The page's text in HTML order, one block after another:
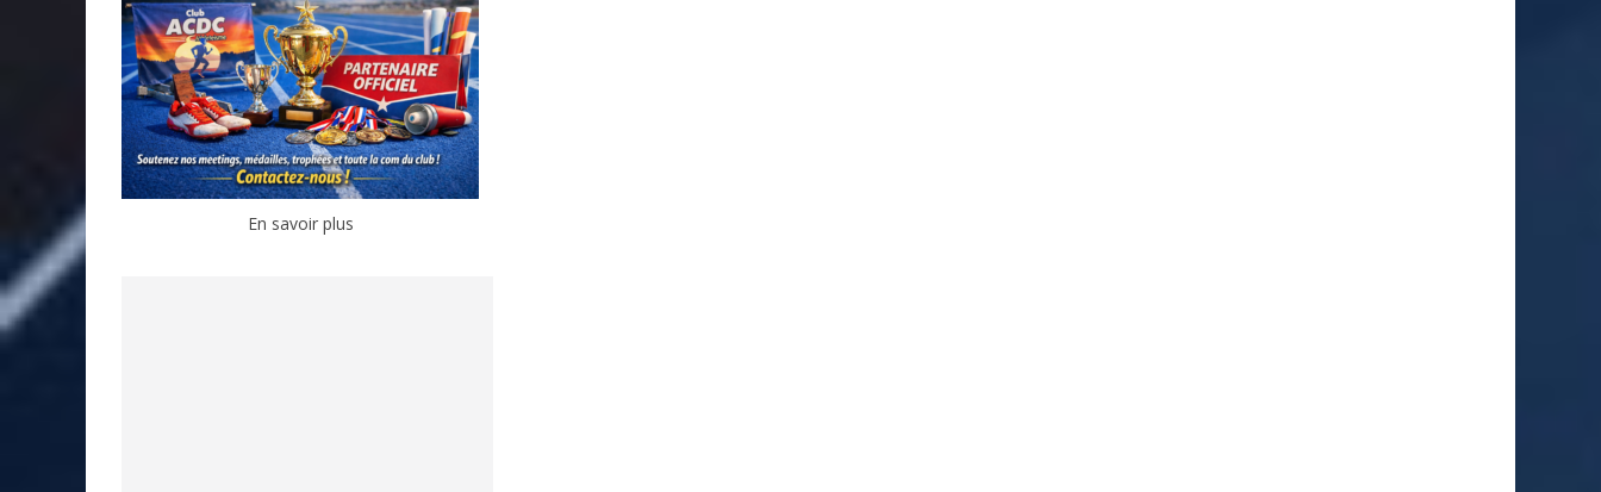
En savoir plus